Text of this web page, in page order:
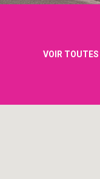
VOIR TOUTES